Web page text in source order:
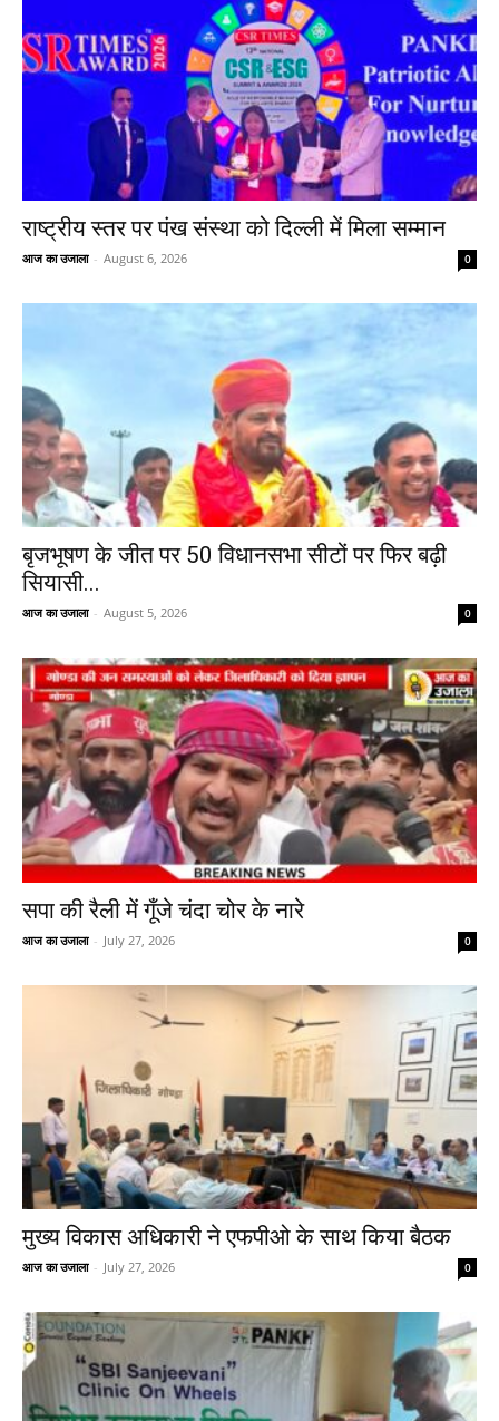
राष्ट्रीय स्तर पर पंख संस्था को दिल्ली में मिला सम्मान
आज का उजाला - August 6, 2026 0
बृजभूषण के जीत पर 50 विधानसभा सीटों पर फिर बढ़ी
सियासी...
आज का उजाला - August 5, 2026 0
सपा की रैली में गूँजे चंदा चोर के नारे
आज का उजाला - July 27, 2026 0
मुख्य विकास अधिकारी ने एफपीओ के साथ किया बैठक
आज का उजाला - July 27, 2026 0